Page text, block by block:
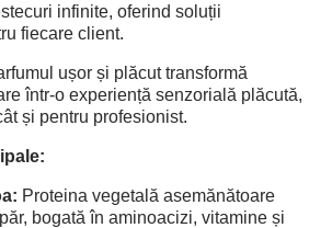
infinite, oferind soluții
fiecare client.
ușor și plăcut transformă
într-o experiență senzorială plăcută,
și pentru profesionist.
Proteina vegetală asemănătoare
bogată în aminoacizi, vitamine și